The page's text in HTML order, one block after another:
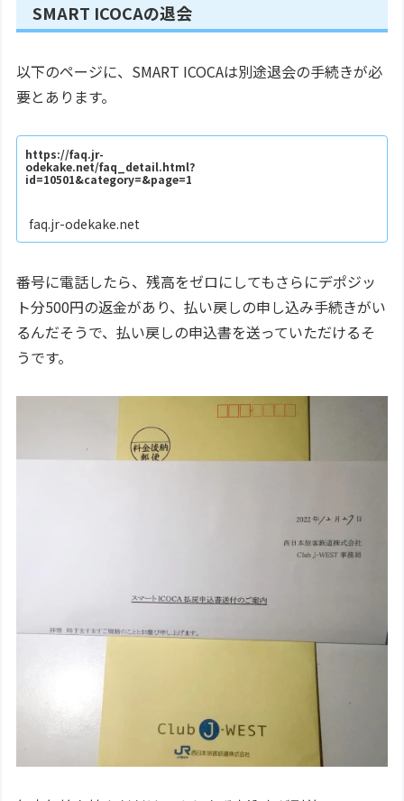
SMART ICOCAの退会
以下のページに、SMART ICOCAは別途退会の手続きが必
要とあります。
https://faq.jr-
odekake.net/faq_detail.html?
id=10501&category=&page=1
faq.jr-odekake.net
番号に電話したら、残高をゼロにしてもさらにデポジッ
ト分500円の返金があり、払い戻しの申し込み手続きがい
るんだそうで、払い戻しの申込書を送っていただけるそ
うです。